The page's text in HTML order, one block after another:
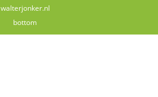
walterjonker.nl
bottom